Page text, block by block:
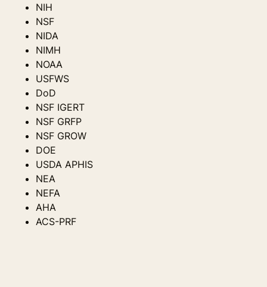
NIH
NSF
NIDA
NIMH
NOAA
USFWS
DoD
NSF IGERT
NSF GRFP
NSF GROW
DOE
USDA APHIS
NEA
NEFA
AHA
ACS-PRF